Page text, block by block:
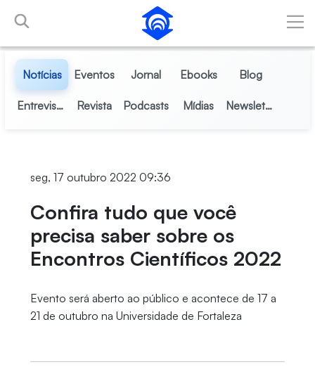
Pular para o Conteúdo principal
Notícias Eventos Jornal Ebooks Blog
Entrevistas Revista Podcasts Mídias Newsletter
seg, 17 outubro 2022 09:36
Confira tudo que você
precisa saber sobre os
Encontros Científicos 2022
Evento será aberto ao público e acontece de 17 a
21 de outubro na Universidade de Fortaleza